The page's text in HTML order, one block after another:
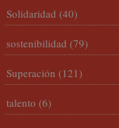
Solidaridad (40)
sostenibilidad (79)
Superación (121)
talento (6)